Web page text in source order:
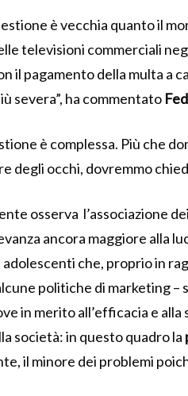
è vecchia quanto il
televisioni commerciali
il pagamento della multa a
severa”, ha commentato
è complessa. Più che
degli occhi, dovremmo
osserva l’associazione
ancora maggiore alla
che, proprio in
politiche di marketing
in merito all’efficacia e
società: in questo quadro la
il minore dei problemi